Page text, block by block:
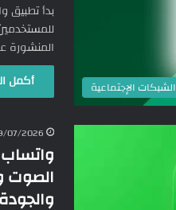
الشبكات الإجتماعية
بدأ تطبيق
المنشورة
أكمل
07/2026
الصوت
والجودة